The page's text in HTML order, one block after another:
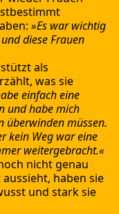
»Es war wichtig
diese Frauen
als
was sie
einfach eine
und habe mich
überwinden müssen.
kein Weg war eine
weitergebracht.«
nicht genau
haben sie
und stark sie